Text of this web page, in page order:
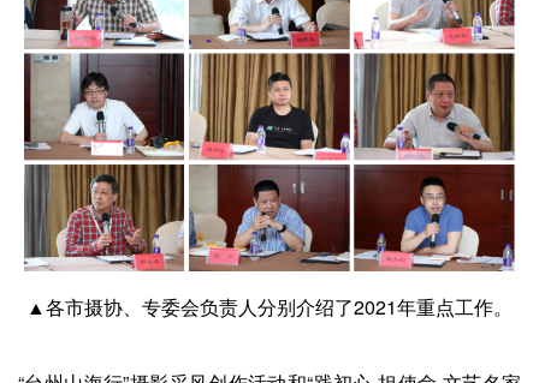
▲各市摄协、专委会负责人分别介绍了2021年重点工作。